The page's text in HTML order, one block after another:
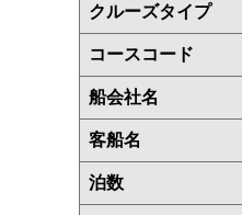
クルーズタイプ
コースコード
船会社名
客船名
泊数